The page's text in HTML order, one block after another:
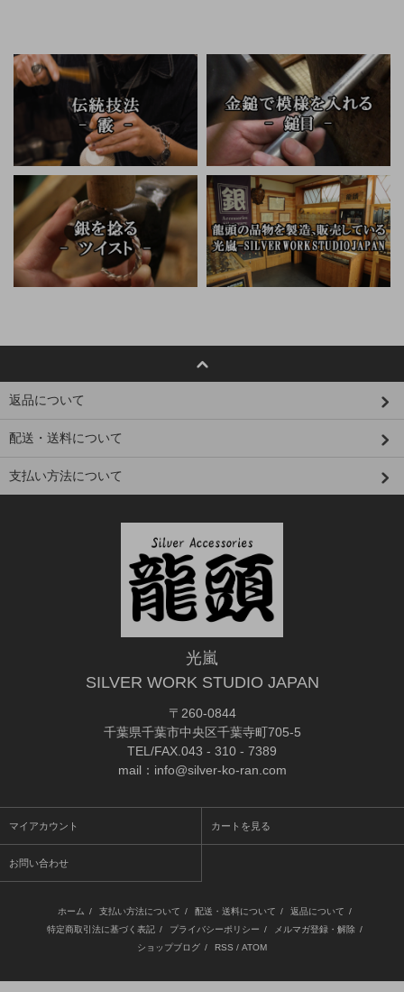
返品について
配送・送料について
支払い方法について
光嵐
SILVER WORK STUDIO JAPAN
〒260-0844
千葉県千葉市中央区千葉寺町705-5
TEL/FAX.043 - 310 - 7389
mail：info@silver-ko-ran.com
マイアカウント カートを見る
お問い合わせ
ホーム / 支払い方法について / 配送・送料について / 返品について /
特定商取引法に基づく表記 / プライバシーポリシー / メルマガ登録・解除 /
ショップブログ / RSS / ATOM